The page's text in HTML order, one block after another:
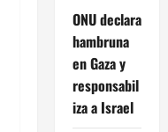
ONU declara
hambruna
en Gaza y
responsabil
iza a Israel